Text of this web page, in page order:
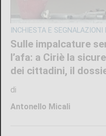
INCHIESTA E
Sulle impalcature
l’afa: a Ciriè la
dei cittadini, il
di
Antonello Micali